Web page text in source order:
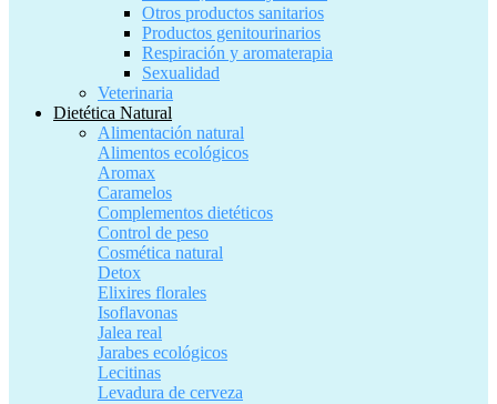
Otros productos sanitarios
Productos genitourinarios
Respiración y aromaterapia
Sexualidad
Veterinaria
Dietética Natural
Alimentación natural
Alimentos ecológicos
Aromax
Caramelos
Complementos dietéticos
Control de peso
Cosmética natural
Detox
Elixires florales
Isoflavonas
Jalea real
Jarabes ecológicos
Lecitinas
Levadura de cerveza